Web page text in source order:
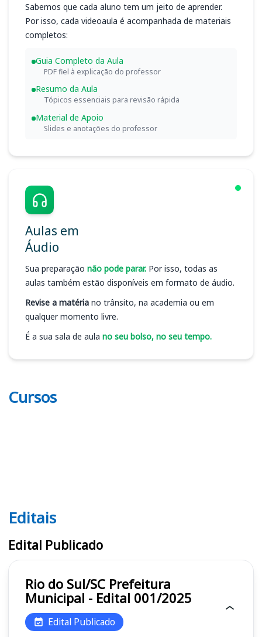
Sabemos que cada aluno tem um jeito de aprender.
Por isso, cada videoaula é acompanhada de materiais
completos:
Guia Completo da Aula
PDF fiel à explicação do professor
Resumo da Aula
Tópicos essenciais para revisão rápida
Material de Apoio
Slides e anotações do professor
Aulas em
Áudio
Sua preparação não pode parar. Por isso, todas as
aulas também estão disponíveis em formato de áudio.
Revise a matéria no trânsito, na academia ou em
qualquer momento livre.
É a sua sala de aula no seu bolso, no seu tempo.
Cursos
Editais
Editais
Edital Publicado
Rio do Sul/SC Prefeitura
Municipal - Edital 001/2025
Edital Publicado